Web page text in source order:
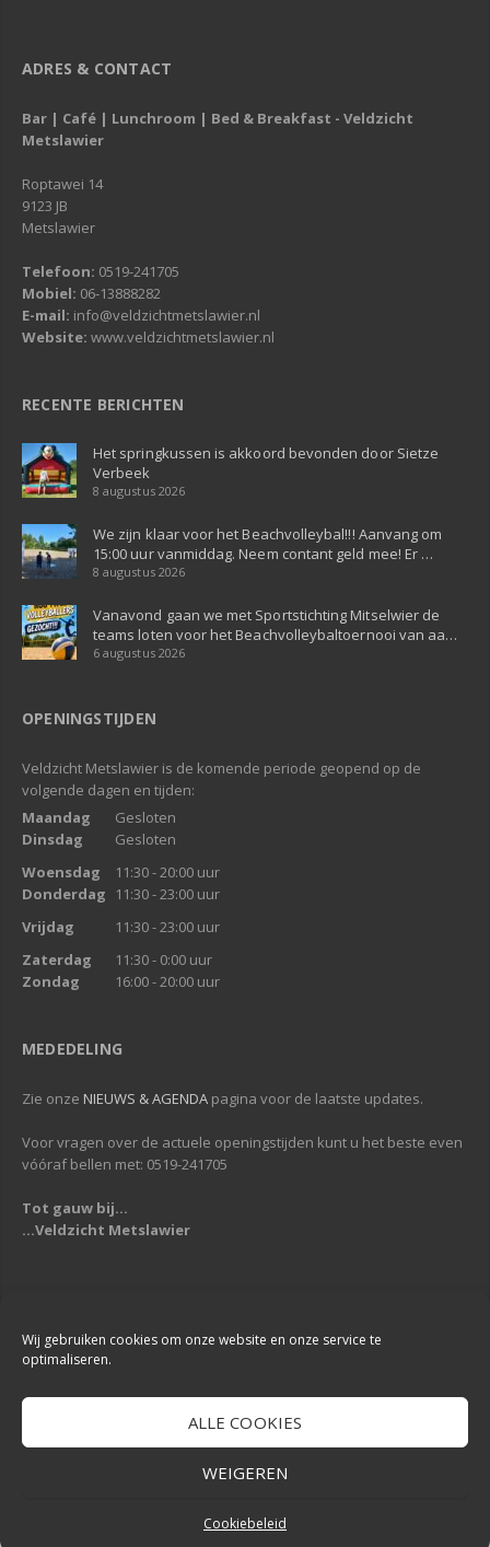
Wij gebruiken cookies om onze website en onze service te
optimaliseren.
ALLE COOKIES
WEIGEREN
Cookiebeleid
ADRES & CONTACT
Bar | Café | Lunchroom | Bed & Breakfast - Veldzicht
Metslawier
Roptawei 14
9123 JB
Metslawier
Telefoon: 0519-241705
Mobiel: 06-13888282
E-mail: info@veldzichtmetslawier.nl
Website: www.veldzichtmetslawier.nl
RECENTE BERICHTEN
Het springkussen is akkoord bevonden door Sietze
Verbeek
8 augustus 2026
We zijn klaar voor het Beachvolleybal!!! Aanvang om
15:00 uur vanmiddag. Neem contant geld mee! Er …
8 augustus 2026
Vanavond gaan we met Sportstichting Mitselwier de
teams loten voor het Beachvolleybaltoernooi van aa…
6 augustus 2026
OPENINGSTIJDEN
Veldzicht Metslawier is de komende periode geopend op de
volgende dagen en tijden:
Maandag
Gesloten
Dinsdag
Gesloten
Woensdag
11:30 - 20:00 uur
Donderdag
11:30 - 23:00 uur
Vrijdag
11:30 - 23:00 uur
Zaterdag
11:30 - 0:00 uur
Zondag
16:00 - 20:00 uur
MEDEDELING
Zie onze NIEUWS & AGENDA pagina voor de laatste updates.
Voor vragen over de actuele openingstijden kunt u het beste even
vóóraf bellen met: 0519-241705
Tot gauw bij...
...Veldzicht Metslawier
| Webdesign & Development -DigiReus